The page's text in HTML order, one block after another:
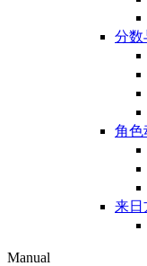
分数
角色
来日
Manual